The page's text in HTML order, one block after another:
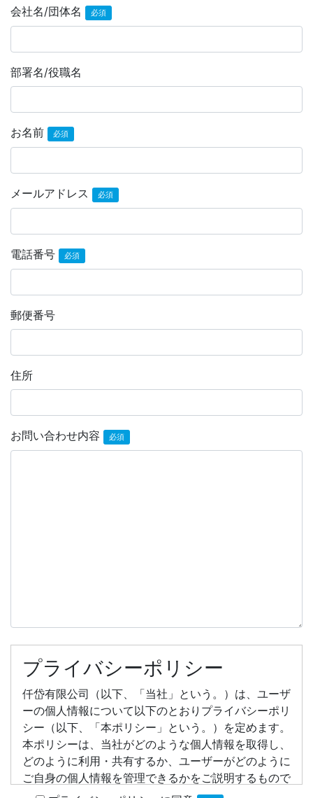
会社名/団体名 必須
部署名/役職名
お名前 必須
メールアドレス 必須
電話番号 必須
郵便番号
住所
お問い合わせ内容 必須
プライバシーポリシー
仟岱有限公司（以下、「当社」という。）は、ユーザ
ーの個人情報について以下のとおりプライバシーポリ
シー（以下、「本ポリシー」という。）を定めます。
本ポリシーは、当社がどのような個人情報を取得し、
どのように利用・共有するか、ユーザーがどのように
ご自身の個人情報を管理できるかをご説明するもので
す。